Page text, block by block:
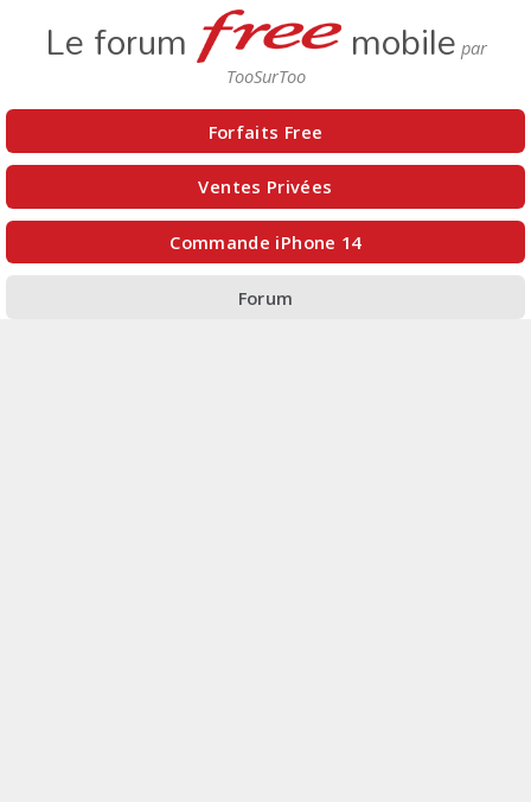
Le forum mobile
Forfaits Free
Ventes Privées
Commande iPhone 14
Forum